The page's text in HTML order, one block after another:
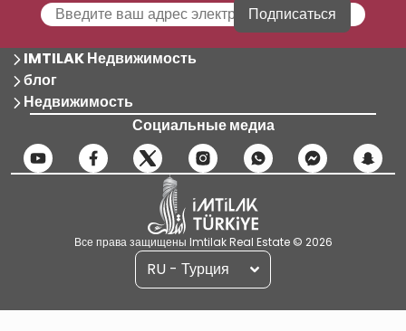
Подписаться
IMTILAK Недвижимость
блог
Недвижимость
Социальные медиа
Все права защищены Imtilak Real Estate © 2026
RU - Турция